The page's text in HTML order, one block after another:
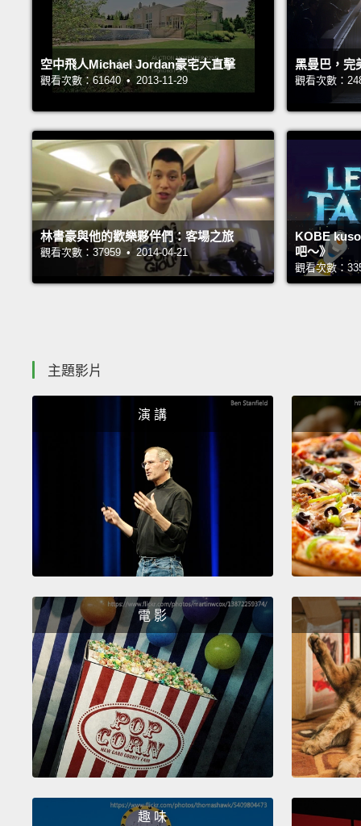
空中飛人Michael Jordan豪宅大直擊
觀看次數：61640 • 2013-11-29
黑曼巴，完
觀看次數：
林書豪與他的歡樂夥伴們：客場之旅
觀看次數：37959 • 2014-04-21
KOBE
吧～》
觀看次數：
主題影片
演 講
電 影
趣 味